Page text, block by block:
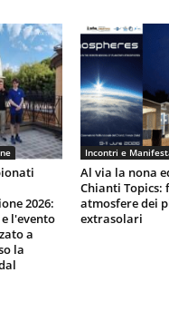
2026:
l'evento
a
la
Incontri e
Al via la nona
Chianti Topics:
atmosfere dei
extrasolari